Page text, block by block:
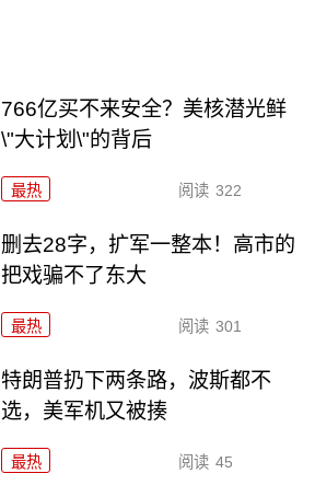
766亿买不来安全？美核潜光鲜
\"大计划\"的背后
最热 阅读 322
删去28字，扩军一整本！高市的
把戏骗不了东大
最热 阅读 301
特朗普扔下两条路，波斯都不
选，美军机又被揍
最热 阅读 45